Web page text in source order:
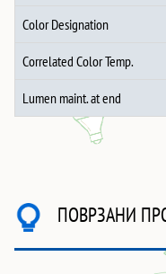
Color Designation
Correlated Color Temp.
Lumen maint. at end
ПОВРЗАНИ